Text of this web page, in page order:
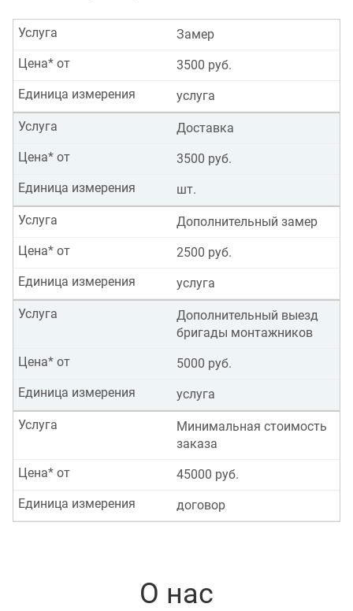
Замер
Услуга
3500 руб.
Цена* от
услуга
Единица измерения
Доставка
Услуга
3500 руб.
Цена* от
шт.
Единица измерения
Дополнительный замер
Услуга
2500 руб.
Цена* от
услуга
Единица измерения
Дополнительный выезд
бригады монтажников
Услуга
5000 руб.
Цена* от
услуга
Единица измерения
Минимальная стоимость
заказа
Услуга
45000 руб.
Цена* от
договор
Единица измерения
О нас